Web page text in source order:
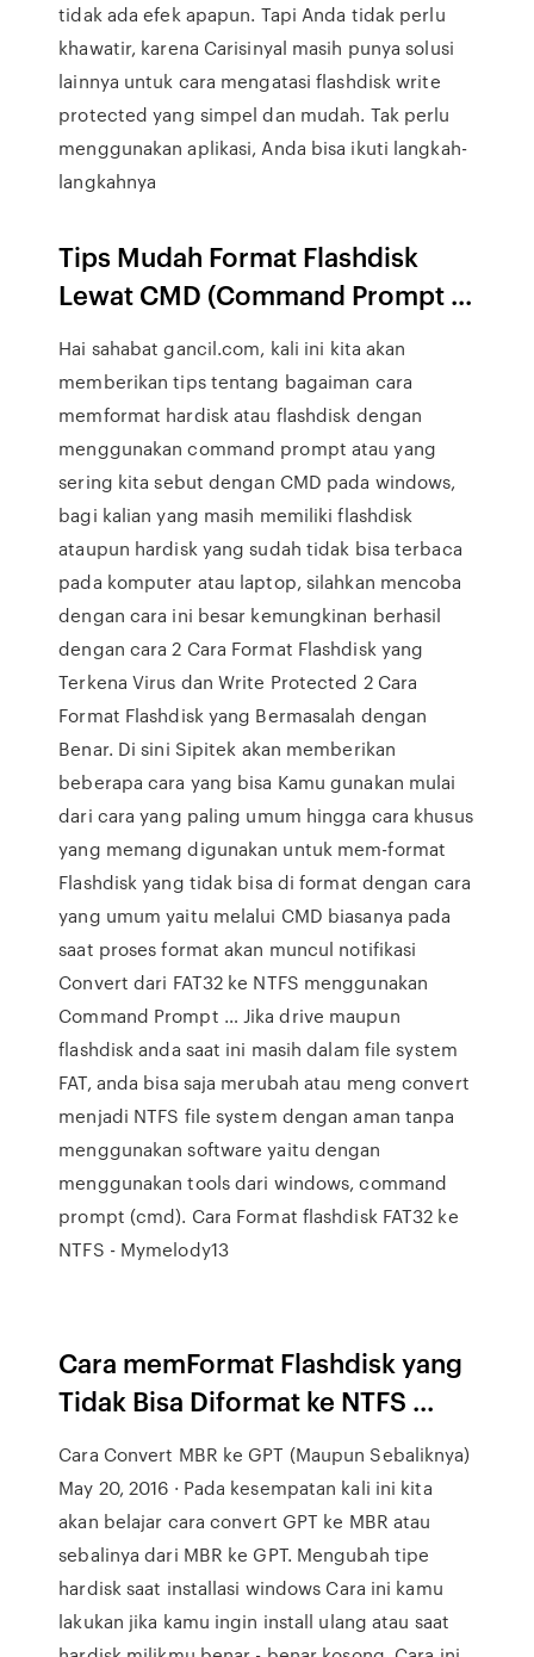
tidak ada efek apapun. Tapi Anda tidak perlu
khawatir, karena Carisinyal masih punya solusi
lainnya untuk cara mengatasi flashdisk write
protected yang simpel dan mudah. Tak perlu
menggunakan aplikasi, Anda bisa ikuti langkah-
langkahnya
Tips Mudah Format Flashdisk
Lewat CMD (Command Prompt ...
Hai sahabat gancil.com, kali ini kita akan
memberikan tips tentang bagaiman cara
memformat hardisk atau flashdisk dengan
menggunakan command prompt atau yang
sering kita sebut dengan CMD pada windows,
bagi kalian yang masih memiliki flashdisk
ataupun hardisk yang sudah tidak bisa terbaca
pada komputer atau laptop, silahkan mencoba
dengan cara ini besar kemungkinan berhasil
dengan cara 2 Cara Format Flashdisk yang
Terkena Virus dan Write Protected 2 Cara
Format Flashdisk yang Bermasalah dengan
Benar. Di sini Sipitek akan memberikan
beberapa cara yang bisa Kamu gunakan mulai
dari cara yang paling umum hingga cara khusus
yang memang digunakan untuk mem-format
Flashdisk yang tidak bisa di format dengan cara
yang umum yaitu melalui CMD biasanya pada
saat proses format akan muncul notifikasi
Convert dari FAT32 ke NTFS menggunakan
Command Prompt … Jika drive maupun
flashdisk anda saat ini masih dalam file system
FAT, anda bisa saja merubah atau meng convert
menjadi NTFS file system dengan aman tanpa
menggunakan software yaitu dengan
menggunakan tools dari windows, command
prompt (cmd). Cara Format flashdisk FAT32 ke
NTFS - Mymelody13
Cara memFormat Flashdisk yang
Tidak Bisa Diformat ke NTFS ...
Cara Convert MBR ke GPT (Maupun Sebaliknya)
May 20, 2016 · Pada kesempatan kali ini kita
akan belajar cara convert GPT ke MBR atau
sebalinya dari MBR ke GPT. Mengubah tipe
hardisk saat installasi windows Cara ini kamu
lakukan jika kamu ingin install ulang atau saat